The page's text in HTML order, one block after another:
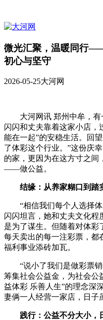
微光汇聚，温暖同行
初心与坚守
2026-05-25大河网
大河网讯 郑州中牟，
闪闪和丈夫靠着这家小店，
能在一起”的安稳生活。回
了体彩这个行业。”这份庆
的家，更因为在这方寸之间
——做公益。
结缘：从养家糊口到踏
“相信我们每个人选择
闪闪坦言，她和丈夫文化程
是为了谋生。但随着对体彩
每天卖出的每一注彩票，都
福利事业添砖加瓦。
“说小了我们是做彩票
筹集社会公益金，为社会公
益体彩 乐善人生”的理念深
妻俩一人经营一家店，日子
践行：公益不分大小，